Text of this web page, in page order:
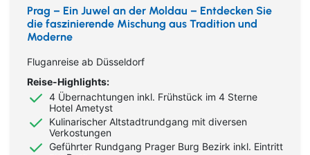
Prag – Ein Juwel an der Moldau – Entdecken Sie
die faszinierende Mischung aus Tradition und
Moderne
Fluganreise ab Düsseldorf
Reise-Highlights:
4 Übernachtungen inkl. Frühstück im 4 Sterne
Hotel Ametyst
Kulinarischer Altstadtrundgang mit diversen
Verkostungen
Geführter Rundgang Prager Burg Bezirk inkl. Eintritt